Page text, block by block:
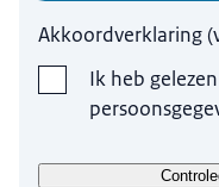
omdat wij
beantwoorden
Op welke
Akkoordverklaring(
Ik heb